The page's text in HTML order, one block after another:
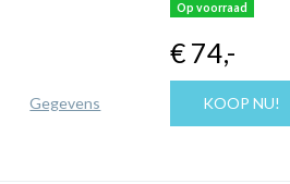
Gegevens
Op voorraad
€ 74,-
KOOP NU!